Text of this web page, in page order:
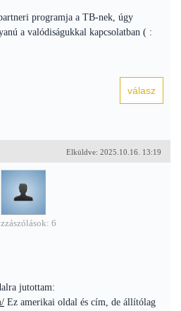
programja a TB-nek, úgy
a valódiságukkal kapcsolatban ( :
Elküldve: 2025.10.16. 13:19
6
jutottam:
Ez amerikai oldal és cím, de állítólag